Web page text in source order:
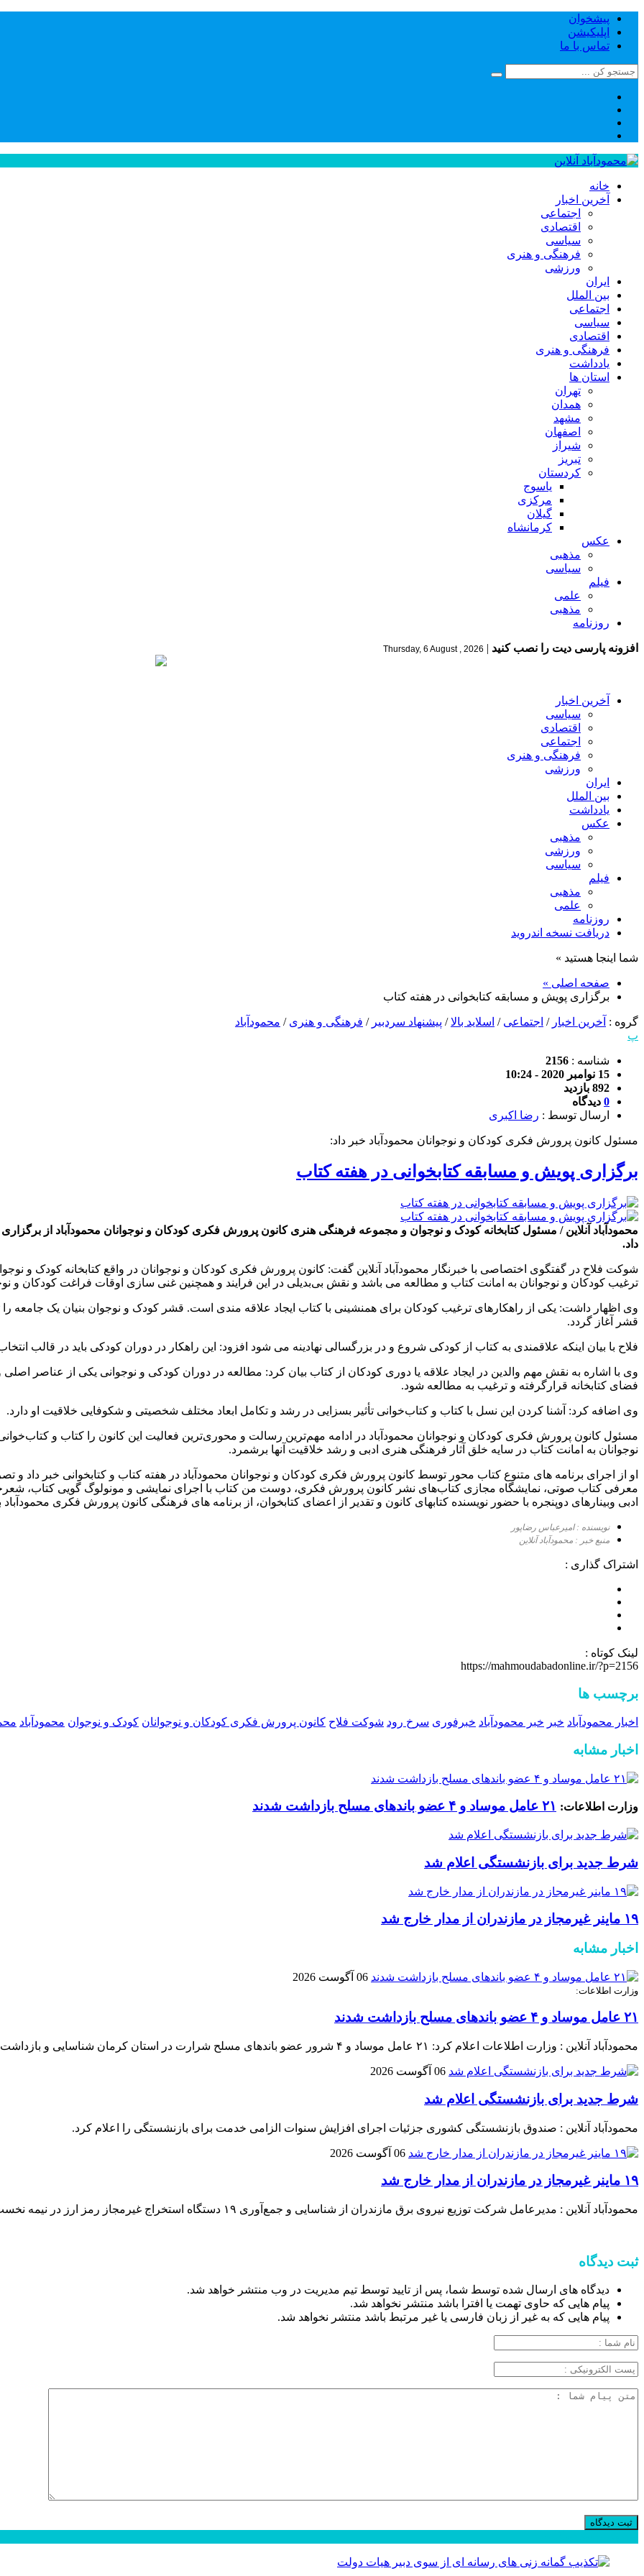
پیشخوان
اپلیکیشن
تماس با ما
خانه
آخرین اخبار
اجتماعی
اقتصادی
سیاسی
فرهنگی و هنری
ورزشی
ایران
بین الملل
اجتماعی
سیاسی
اقتصادی
فرهنگی و هنری
یادداشت
استان ها
تهران
همدان
مشهد
اصفهان
شیراز
تبریز
کردستان
یاسوج
مرکزی
گیلان
کرمانشاه
عکس
مذهبی
سیاسی
فیلم
علمی
مذهبی
روزنامه
افزونه پارسی دیت را نصب کنید |
Thursday, 6 August , 2026
آخرین اخبار
سیاسی
اقتصادی
اجتماعی
فرهنگی و هنری
ورزشی
ایران
بین الملل
یادداشت
عکس
مذهبی
ورزشی
سیاسی
فیلم
مذهبی
علمی
روزنامه
دریافت نسخه اندروید
شما اینجا هستید »
صفحه اصلی »
برگزاری پویش و مسابقه کتابخوانی در هفته کتاب
گروه : آخرین اخبار / اجتماعی / اسلاید بالا/ پیشنهاد سردبیر / فرهنگی و هنری / محمودآباد
پ
شناسه : 2156
15 نوامبر 2020 - 10:24
892 بازدید
0 دیدگاه
ارسال توسط : رضا اکبری
مسئول کانون پرورش فکری کودکان و نوجوانان محمودآباد خبر داد:
برگزاری پویش و مسابقه کتابخوانی در هفته کتاب
محمودآباد آنلاین / مسئول کتابخانه کودک و نوجوان و مجموعه فرهنگی هنری کانون پرورش فکری کودکان و نوجوانان محمودآباد از
داد.
ترغیب کودکان و نوجوانان به امانت کتاب و مطالعه می باشد و نقش بی‌بدیلی در این فرایند و همچنین غنی سازی اوقات فراغت کودکان و
وی اظهار داشت: یکی از راهکارهای ترغیب کودکان برای همنشینی با کتاب ایجاد علاقه مندی است. قشر کودک و نوجوان بنیان یک جامعه را
قشر آغاز گردد.
فلاح با بیان اینکه علاقمندی به کتاب از کودکی شروع و در بزرگسالی نهادینه می شود افزود: این راهکار در دوران کودکی باید در قالب
وی با اشاره به نقش مهم والدین در ایجاد علاقه یا دوری کودکان از کتاب بیان کرد: مطالعه در دوران کودکی و نوجوانی یکی از عناصر
فضای کتابخانه قرارگرفته و ترغیب به مطالعه شود.
وی اضافه کرد: آشنا کردن این نسل با کتاب و کتاب‌خوانی تأثیر بسزایی در رشد و تکامل ابعاد مختلف شخصیتی و شکوفایی خلاقیت او دارد.
مسئول کانون پرورش فکری کودکان و نوجوانان محمودآباد در ادامه مهم‌ترین رسالت و محوری‌ترین فعالیت این کانون را کتاب و
نوجوانان به امانت کتاب در سایه خلق آثار فرهنگی هنری ادبی و رشد خلاقیت آنها برشمرد.
او از اجرای برنامه های متنوع کتاب محور توسط کانون پرورش فکری کودکان و نوجوانان محمودآباد در هفته کتاب و کتابخوانی خبر داد و
معرفی کتاب صوتی، نمایشگاه مجازی کتاب‌های نشر کانون پرورش فکری، دوست من کتاب با اجرای نمایشی و مونولوگ گویی کتاب،
ادبی وبینارهای دوپنجره با حضور نویسنده کتابهای کانون و تقدیر از اعضای کتابخوان، از برنامه های فرهنگی کانون پرورش فکری
نویسنده : امیرعباس رضاپور
منبع خبر : محمودآباد آنلاین
اشتراک گذاری :
لینک کوتاه :
https://mahmoudabadonline.ir/?p=2156
برچسب ها
اخبار محمودآباد خبر خبر محمودآباد خبرفوری سرخ رود شوکت فلاح کانون پرورش فکری کودکان و نوجوانان کودک و نوجوان محمودآباد
اخبار مشابه
وزارت اطلاعات: ۲۱ عامل موساد و ۴ عضو باند‌های مسلح بازداشت شدند
شرط جدید برای بازنشستگی اعلام شد
۱۹ ماینر غیرمجاز در مازندران از مدار خارج شد
اخبار مشابه
06 آگوست 2026
وزارت اطلاعات:
۲۱ عامل موساد و ۴ عضو باند‌های مسلح بازداشت شدند
محمودآباد آنلاین : وزارت اطلاعات اعلام کرد: ۲۱ عامل موساد و ۴ شرور عضو باند‌های مسلح شرارت در استان کرمان شناسایی و بازداشت شدند.
06 آگوست 2026
شرط جدید برای بازنشستگی اعلام شد
محمودآباد آنلاین : صندوق بازنشستگی کشوری جزئیات اجرای افزایش سنوات الزامی خدمت برای بازنشستگی را اعلام کرد.
06 آگوست 2026
۱۹ ماینر غیرمجاز در مازندران از مدار خارج شد
محمودآباد آنلاین : مدیرعامل شرکت توزیع نیروی برق مازندران از شناسایی و جمع‌آوری ۱۹ دستگاه استخراج غیرمجاز رمز ارز در نیمه نخست مردادماه خبر داد .
ثبت دیدگاه
دیدگاه های ارسال شده توسط شما، پس از تایید توسط تیم مدیریت در وب منتشر خواهد شد.
پیام هایی که حاوی تهمت یا افترا باشد منتشر نخواهد شد.
پیام هایی که به غیر از زبان فارسی یا غیر مرتبط باشد منتشر نخواهد شد.